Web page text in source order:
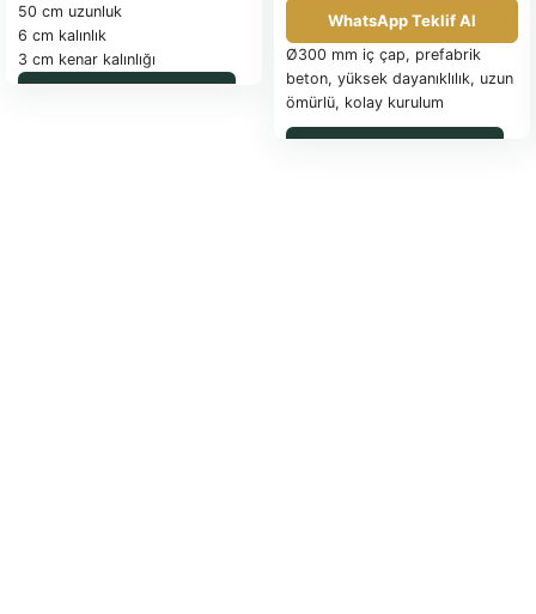
50 cm uzunluk
6 cm kalınlık
3 cm kenar kalınlığı
1 metretülde 2 adet
WhatsApp Teklif Al
Ø300 mm iç çap, prefabrik
beton, yüksek dayanıklılık, uzun
ömürlü, kolay kurulum